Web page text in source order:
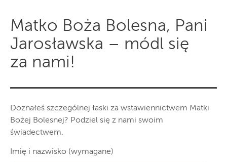
Matko Boża Bolesna, Pani
Jarosławska – módl się
za nami!
Doznałeś szczególnej łaski za wstawiennictwem Matki
Bożej Bolesnej? Podziel się z nami swoim
świadectwem.
Imię i nazwisko (wymagane)